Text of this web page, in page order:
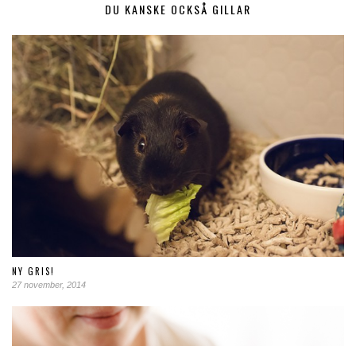
DU KANSKE OCKSÅ GILLAR
NY GRIS!
27 november, 2014